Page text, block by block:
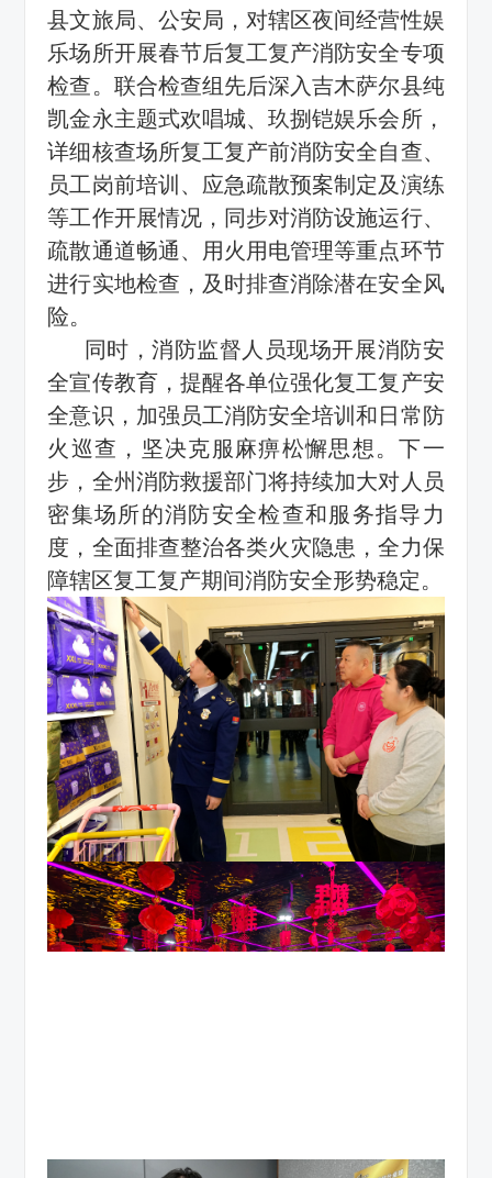
县文旅局、公安局，对辖区夜间经营性娱
乐场所开展春节后复工复产消防安全专项
检查。联合检查组先后深入吉木萨尔县纯
凯金永主题式欢唱城、玖捌铠娱乐会所，
详细核查场所复工复产前消防安全自查、
员工岗前培训、应急疏散预案制定及演练
等工作开展情况，同步对消防设施运行、
疏散通道畅通、用火用电管理等重点环节
进行实地检查，及时排查消除潜在安全风
险。
同时，消防监督人员现场开展消防安
全宣传教育，提醒各单位强化复工复产安
全意识，加强员工消防安全培训和日常防
火巡查，坚决克服麻痹松懈思想。下一
步，全州消防救援部门将持续加大对人员
密集场所的消防安全检查和服务指导力
度，全面排查整治各类火灾隐患，全力保
障辖区复工复产期间消防安全形势稳定。